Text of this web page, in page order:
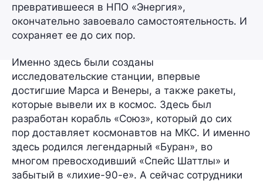
превратившееся в НПО «Энергия»,
окончательно завоевало самостоятельность. И
сохраняет ее до сих пор.
Именно здесь были созданы
исследовательские станции, впервые
достигшие Марса и Венеры, а также ракеты,
которые вывели их в космос. Здесь был
разработан корабль «Союз», который до сих
пор доставляет космонавтов на МКС. И именно
здесь родился легендарный «Буран», во
многом превосходивший «Спейс Шаттлы» и
забытый в «лихие-90-е». А сейчас сотрудники